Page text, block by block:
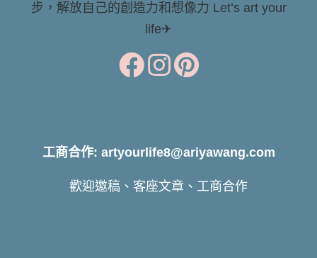
步，解放自己的創造力和想像力 Let’s art your
life✈
工商合作: artyourlife8@ariyawang.com
歡迎邀稿、客座文章、工商合作